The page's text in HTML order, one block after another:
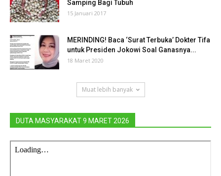
Samping Bagi Tubuh
15 Januari 2017
MERINDING! Baca ‘Surat Terbuka’ Dokter Tifa
untuk Presiden Jokowi Soal Ganasnya...
18 Maret 2020
Muat lebih banyak
DUTA MASYARAKAT 9 MARET 2026